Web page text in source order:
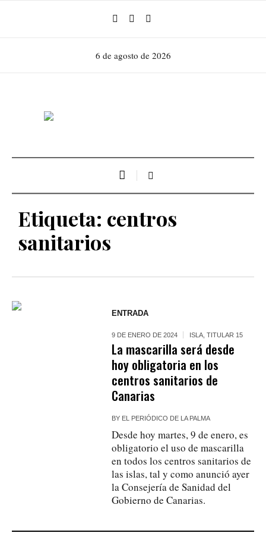
6 de agosto de 2026
Etiqueta: centros
sanitarios
ENTRADA
9 DE ENERO DE 2024 ISLA ,TITULAR 15
La mascarilla será desde
hoy obligatoria en los
centros sanitarios de
Canarias
BY EL PERIÓDICO DE LA PALMA
Desde hoy martes, 9 de enero, es
obligatorio el uso de mascarilla
en todos los centros sanitarios de
las islas, tal y como anunció ayer
la Consejería de Sanidad del
Gobierno de Canarias.